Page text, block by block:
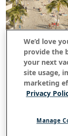
Jour 1-3:
d'Hawaï
l'emblématique
We’d love
provide the
your next
site usage,
marketing
Privacy
Manage